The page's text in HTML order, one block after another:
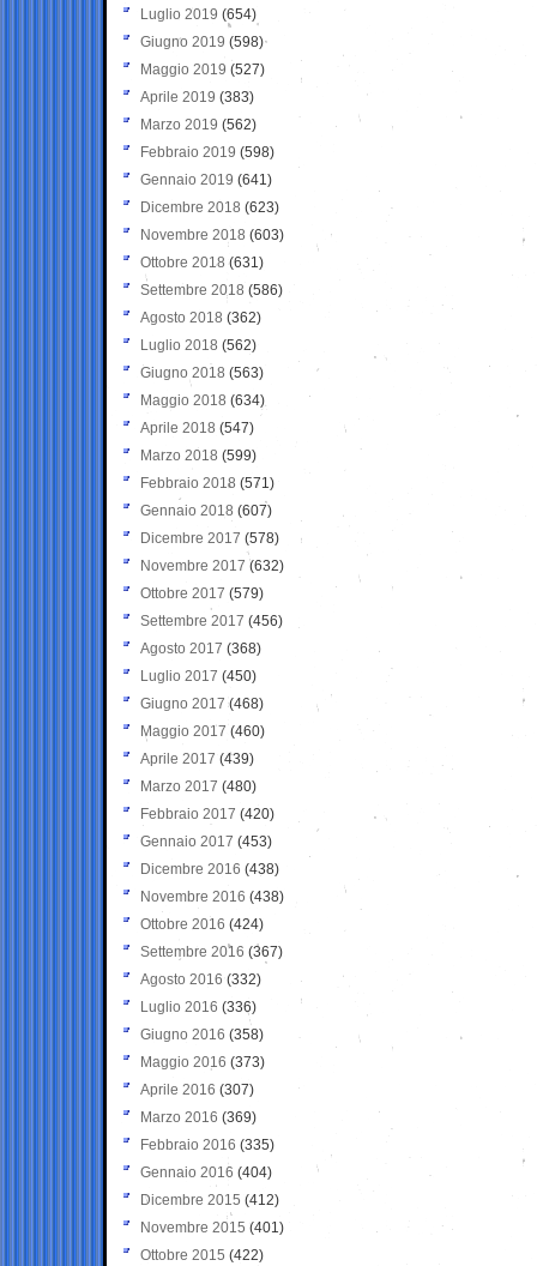
Luglio 2019 (654)
Giugno 2019 (598)
Maggio 2019 (527)
Aprile 2019 (383)
Marzo 2019 (562)
Febbraio 2019 (598)
Gennaio 2019 (641)
Dicembre 2018 (623)
Novembre 2018 (603)
Ottobre 2018 (631)
Settembre 2018 (586)
Agosto 2018 (362)
Luglio 2018 (562)
Giugno 2018 (563)
Maggio 2018 (634)
Aprile 2018 (547)
Marzo 2018 (599)
Febbraio 2018 (571)
Gennaio 2018 (607)
Dicembre 2017 (578)
Novembre 2017 (632)
Ottobre 2017 (579)
Settembre 2017 (456)
Agosto 2017 (368)
Luglio 2017 (450)
Giugno 2017 (468)
Maggio 2017 (460)
Aprile 2017 (439)
Marzo 2017 (480)
Febbraio 2017 (420)
Gennaio 2017 (453)
Dicembre 2016 (438)
Novembre 2016 (438)
Ottobre 2016 (424)
Settembre 2016 (367)
Agosto 2016 (332)
Luglio 2016 (336)
Giugno 2016 (358)
Maggio 2016 (373)
Aprile 2016 (307)
Marzo 2016 (369)
Febbraio 2016 (335)
Gennaio 2016 (404)
Dicembre 2015 (412)
Novembre 2015 (401)
Ottobre 2015 (422)